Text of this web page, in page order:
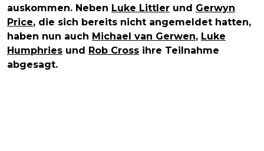
auskommen. Neben Luke Littler und Gerwyn
Price, die sich bereits nicht angemeldet hatten,
haben nun auch Michael van Gerwen, Luke
Humphries und Rob Cross ihre Teilnahme
abgesagt.